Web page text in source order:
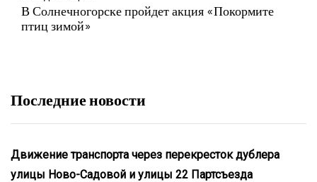
В Солнечногорске пройдет акция «Покормите
птиц зимой»
Последние новости
Движение транспорта через перекресток дублера
улицы Ново-Садовой и улицы 22 Партсъезда